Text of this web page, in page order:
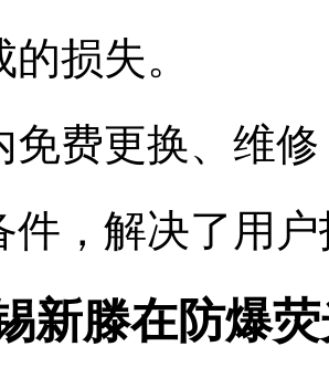
损失。
免费更换、维
件，解决了用
新滕在防爆